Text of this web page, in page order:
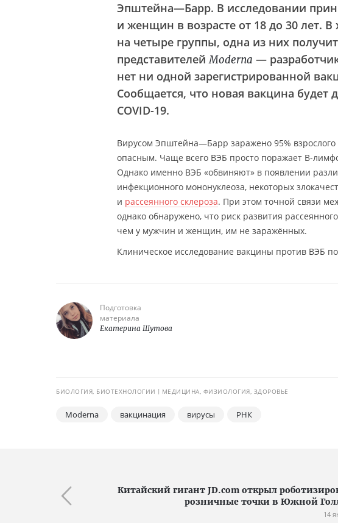
Эпштейна—Барр. В исследовании
и женщин в возрасте от 18 до 30 лет.
на четыре группы, одна из них
представителей Moderna —
нет ни одной зарегистрированной
Сообщается, что новая вакцина будет
COVID-19.
Вирусом Эпштейна—Барр заражено 95%
опасным. Чаще всего ВЭБ просто поражает В-
Однако именно ВЭБ «обвиняют» в появлении
инфекционного мононуклеоза, некоторых
и рассеянного склероза. При этом точной связи
однако обнаружено, что риск развития
чем у мужчин и женщин, им не заражённых.
Клиническое исследование вакцины против ВЭБ
Подготовка
материала
Екатерина Шутова
БИОЛОГИЯ, БИОТЕХНОЛОГИИ МЕДИЦИНА, ФИЗИОЛОГИЯ, ЗДОРОВЬЕ
Moderna вакцинация вирусы РНК
Китайский гигант JD.com открыл
розничные точки в Южной
14